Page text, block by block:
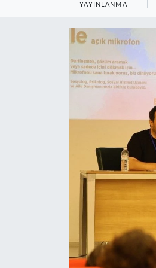
YAYINLANMA